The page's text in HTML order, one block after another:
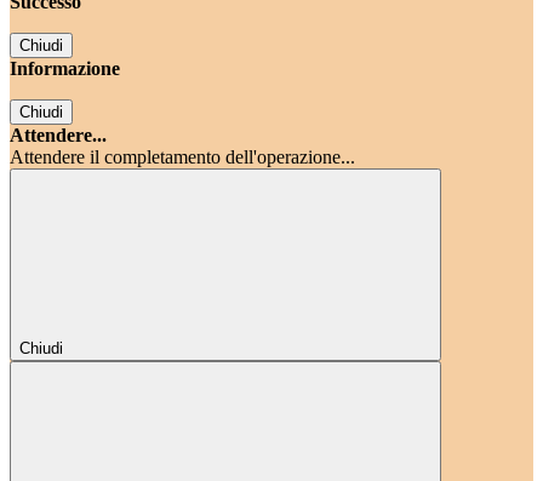
Chiudi
Informazione
Chiudi
Attendere...
Attendere il completamento dell'operazione...
Chiudi